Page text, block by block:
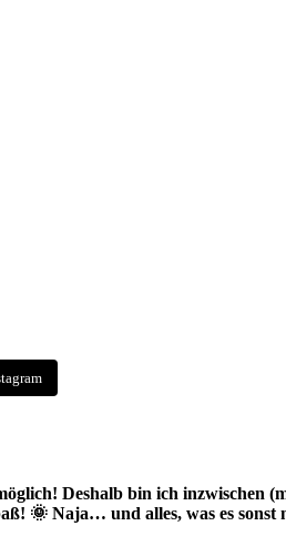
Deshalb bin ich inzwischen
🌞 Naja… und alles, was es